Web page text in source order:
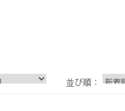
並び順：